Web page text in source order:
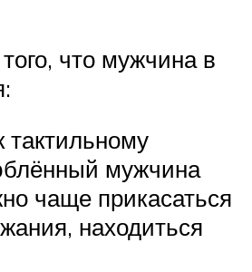
что мужчина в
мужчина
чаще прикасаться
находиться